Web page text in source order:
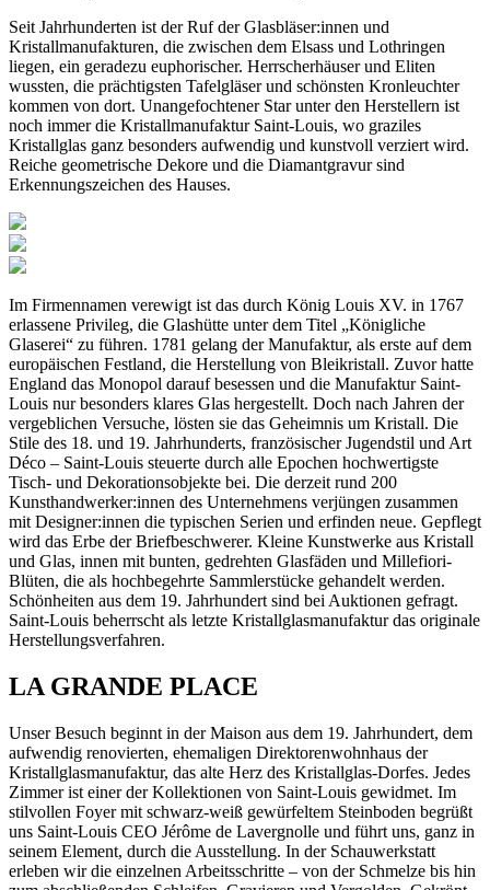
Seit Jahrhunderten ist der Ruf der Glasbläser:innen und
Kristallmanufakturen, die zwischen dem Elsass und Lothringen
liegen, ein geradezu euphorischer. Herrscherhäuser und Eliten
wussten, die prächtigsten Tafelgläser und schönsten Kronleuchter
kommen von dort. Unangefochtener Star unter den Herstellern ist
noch immer die Kristallmanufaktur Saint-Louis, wo graziles
Kristallglas ganz besonders aufwendig und kunstvoll verziert wird.
Reiche geometrische Dekore und die Diamantgravur sind
Erkennungszeichen des Hauses.
Im Firmennamen verewigt ist das durch König Louis XV. in 1767
erlassene Privileg, die Glashütte unter dem Titel „Königliche
Glaserei“ zu führen. 1781 gelang der Manufaktur, als erste auf dem
europäischen Festland, die Herstellung von Bleikristall. Zuvor hatte
England das Monopol darauf besessen und die Manufaktur Saint-
Louis nur besonders klares Glas hergestellt. Doch nach Jahren der
vergeblichen Versuche, lösten sie das Geheimnis um Kristall. Die
Stile des 18. und 19. Jahrhunderts, französischer Jugendstil und Art
Déco – Saint-Louis steuerte durch alle Epochen hochwertigste
Tisch- und Dekorationsobjekte bei. Die derzeit rund 200
Kunsthandwerker:innen des Unternehmens verjüngen zusammen
mit Designer:innen die typischen Serien und erfinden neue. Gepflegt
wird das Erbe der Briefbeschwerer. Kleine Kunstwerke aus Kristall
und Glas, innen mit bunten, gedrehten Glasfäden und Millefiori-
Blüten, die als hochbegehrte Sammlerstücke gehandelt werden.
Schönheiten aus dem 19. Jahrhundert sind bei Auktionen gefragt.
Saint-Louis beherrscht als letzte Kristallglasmanufaktur das originale
Herstellungsverfahren.
LA GRANDE PLACE
Unser Besuch beginnt in der Maison aus dem 19. Jahrhundert, dem
aufwendig renovierten, ehemaligen Direktorenwohnhaus der
Kristallglasmanufaktur, das alte Herz des Kristallglas-Dorfes. Jedes
Zimmer ist einer der Kollektionen von Saint-Louis gewidmet. Im
stilvollen Foyer mit schwarz-weiß gewürfeltem Steinboden begrüßt
uns Saint-Louis CEO Jérôme de Lavergnolle und führt uns, ganz in
seinem Element, durch die Ausstellung. In der Schauwerkstatt
erleben wir die einzelnen Arbeitsschritte – von der Schmelze bis hin